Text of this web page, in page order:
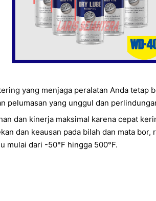
yang menjaga peralatan Anda
pelumasan yang unggul dan
dan kinerja maksimal karena cepat
dan keausan pada bilah dan mata
mulai dari -50°F hingga 500°F.